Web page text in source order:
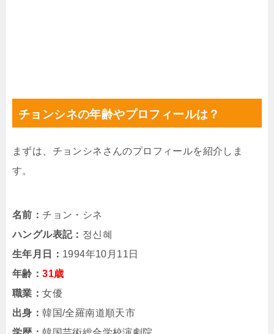
チョンシネの年齢やプロフィールは？
まずは、チョンシネさんのプロフィールを紹介しま
す。
名前： チョン・シネ
ハングル表記： 정신혜
生年月日： 1994年10月11日
年齢：31歳
職業：女優
出身：韓国/全羅南道順天市